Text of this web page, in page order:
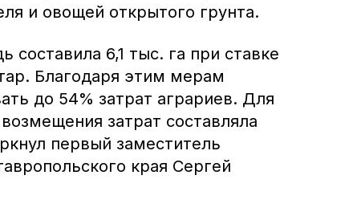
и овощей открытого грунта.
6,1 тыс. га при ставке
Благодаря этим мерам
до 54% затрат аграриев. Для
затрат составляла
первый заместитель
края Сергей